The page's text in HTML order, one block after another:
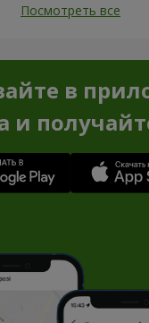
Посмотреть все
в
и